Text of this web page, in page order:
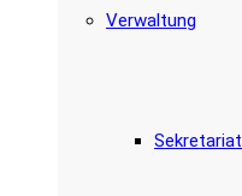
Verwaltung
Sekretariat